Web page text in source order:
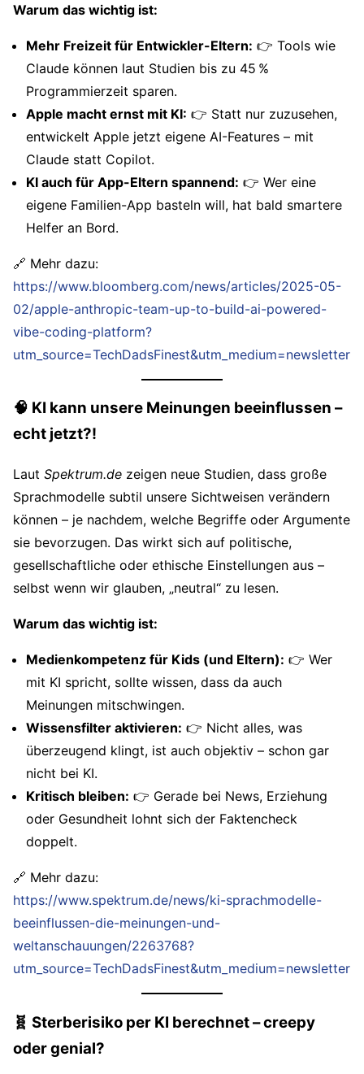
Warum das wichtig ist:
Mehr Freizeit für Entwickler-Eltern: 👉 Tools wie
Claude können laut Studien bis zu 45 %
Programmierzeit sparen.
Apple macht ernst mit KI: 👉 Statt nur zuzusehen,
entwickelt Apple jetzt eigene AI-Features – mit
Claude statt Copilot.
KI auch für App-Eltern spannend: 👉 Wer eine
eigene Familien-App basteln will, hat bald smartere
Helfer an Bord.
🔗 Mehr dazu:
https://www.bloomberg.com/news/articles/2025-05-
02/apple-anthropic-team-up-to-build-ai-powered-
vibe-coding-platform?
utm_source=TechDadsFinest&utm_medium=newsletter
🧠 KI kann unsere Meinungen beeinflussen –
echt jetzt?!
Laut Spektrum.de zeigen neue Studien, dass große
Sprachmodelle subtil unsere Sichtweisen verändern
können – je nachdem, welche Begriffe oder Argumente
sie bevorzugen. Das wirkt sich auf politische,
gesellschaftliche oder ethische Einstellungen aus –
selbst wenn wir glauben, „neutral“ zu lesen.
Warum das wichtig ist:
Medienkompetenz für Kids (und Eltern): 👉 Wer
mit KI spricht, sollte wissen, dass da auch
Meinungen mitschwingen.
Wissensfilter aktivieren: 👉 Nicht alles, was
überzeugend klingt, ist auch objektiv – schon gar
nicht bei KI.
Kritisch bleiben: 👉 Gerade bei News, Erziehung
oder Gesundheit lohnt sich der Faktencheck
doppelt.
🔗 Mehr dazu:
https://www.spektrum.de/news/ki-sprachmodelle-
beeinflussen-die-meinungen-und-
weltanschauungen/2263768?
utm_source=TechDadsFinest&utm_medium=newsletter
🧬 Sterberisiko per KI berechnet – creepy
oder genial?